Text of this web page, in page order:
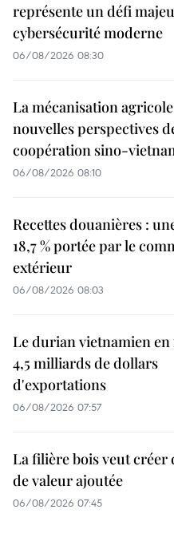
représente un défi
cybersécurité moderne
06/08/2026 08:30
La mécanisation
nouvelles perspectives
coopération sino-
06/08/2026 08:10
Recettes douanières :
18,7 % portée par le
extérieur
06/08/2026 08:03
Le durian vietnamien
4,5 milliards de dollars
d'exportations
06/08/2026 07:57
La filière bois veut créer
de valeur ajoutée
06/08/2026 07:45